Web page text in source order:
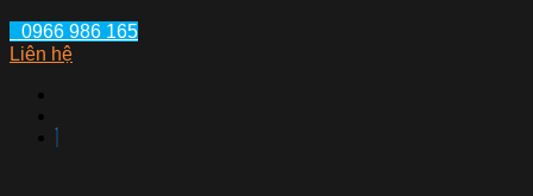
0966 986 165
Liên hệ